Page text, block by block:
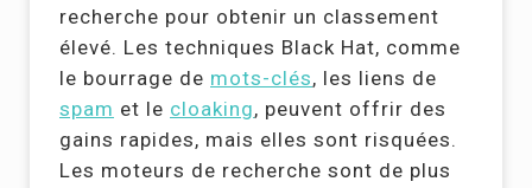
recherche pour obtenir un classement
élevé. Les techniques Black Hat, comme
le bourrage de mots-clés, les liens de
spam et le cloaking, peuvent offrir des
gains rapides, mais elles sont risquées.
Les moteurs de recherche sont de plus